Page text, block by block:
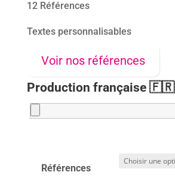
12 Références
Textes personnalisables
Voir nos références
Production française 🇫🇷
Références